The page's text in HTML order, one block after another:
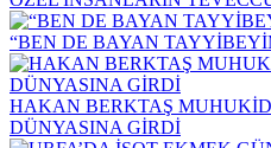
“BEN DE BAYAN
HAKAN BERKTAŞ
DÜNYASINA GİRDİ